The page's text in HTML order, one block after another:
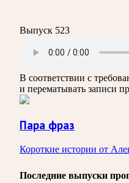
Выпуск 523
В соответствии с
и перематывать записи
Пара фраз
Короткие истории от
Последние выпуски